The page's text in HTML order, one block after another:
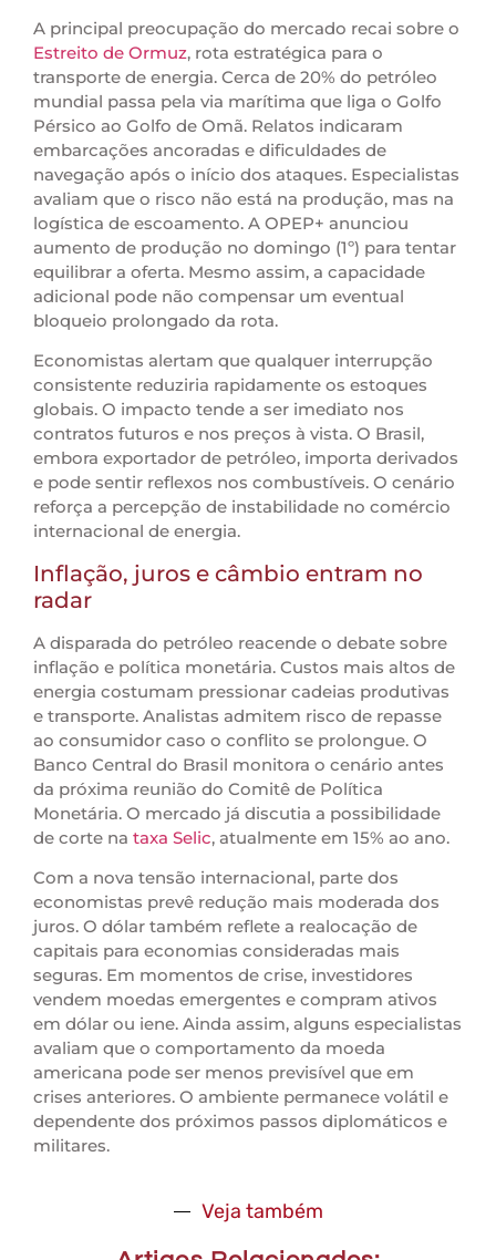
A principal preocupação do mercado recai sobre o
Estreito de Ormuz, rota estratégica para o
transporte de energia. Cerca de 20% do petróleo
mundial passa pela via marítima que liga o Golfo
Pérsico ao Golfo de Omã. Relatos indicaram
embarcações ancoradas e dificuldades de
navegação após o início dos ataques. Especialistas
avaliam que o risco não está na produção, mas na
logística de escoamento. A OPEP+ anunciou
aumento de produção no domingo (1º) para tentar
equilibrar a oferta. Mesmo assim, a capacidade
adicional pode não compensar um eventual
bloqueio prolongado da rota.
Economistas alertam que qualquer interrupção
consistente reduziria rapidamente os estoques
globais. O impacto tende a ser imediato nos
contratos futuros e nos preços à vista. O Brasil,
embora exportador de petróleo, importa derivados
e pode sentir reflexos nos combustíveis. O cenário
reforça a percepção de instabilidade no comércio
internacional de energia.
Inflação, juros e câmbio entram no
radar
A disparada do petróleo reacende o debate sobre
inflação e política monetária. Custos mais altos de
energia costumam pressionar cadeias produtivas
e transporte. Analistas admitem risco de repasse
ao consumidor caso o conflito se prolongue. O
Banco Central do Brasil monitora o cenário antes
da próxima reunião do Comitê de Política
Monetária. O mercado já discutia a possibilidade
de corte na taxa Selic, atualmente em 15% ao ano.
Com a nova tensão internacional, parte dos
economistas prevê redução mais moderada dos
juros. O dólar também reflete a realocação de
capitais para economias consideradas mais
seguras. Em momentos de crise, investidores
vendem moedas emergentes e compram ativos
em dólar ou iene. Ainda assim, alguns especialistas
avaliam que o comportamento da moeda
americana pode ser menos previsível que em
crises anteriores. O ambiente permanece volátil e
dependente dos próximos passos diplomáticos e
militares.
Veja também